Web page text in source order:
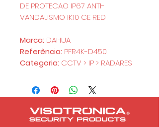
DE PROTECAO IP67 ANTI-
VANDALISMO IK10 CE RED
Marca: DAHUA
Referência: PFR4K-D450
Categoria: CCTV > IP > RADARES